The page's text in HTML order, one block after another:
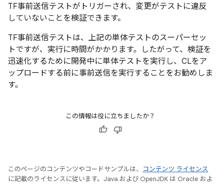
TF事前送信テストがトリガーされ、変更がテストに違反
していないことを検証できます。
TF事前送信テストは、上記の単体テストのスーパーセッ
トですが、実行に時間がかかります。したがって、検証を
迅速化するために開発中に単体テストを実行し、CLをア
ップロードする前に事前送信を実行することをお勧めしま
す。
この情報は役に立ちましたか？
このページのコンテンツやコードサンプルは、
コンテンツ ライセンス
に記載のライセンスに従います。Java および OpenJDK は Oracle およ